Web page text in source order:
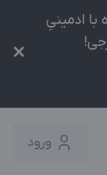
در ماه با ادمینیِ
×
ورود